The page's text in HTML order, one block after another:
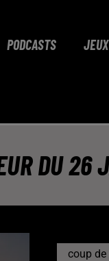
PODCASTS JEUX
DU
coup de